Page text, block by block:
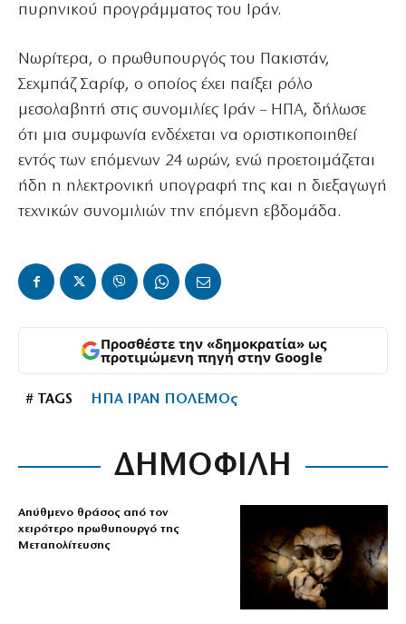
πυρηνικού προγράμματος του Ιράν.
Νωρίτερα, ο πρωθυπουργός του Πακιστάν,
Σεχμπάζ Σαρίφ, ο οποίος έχει παίξει ρόλο
μεσολαβητή στις συνομιλίες Ιράν – ΗΠΑ, δήλωσε
ότι μια συμφωνία ενδέχεται να οριστικοποιηθεί
εντός των επόμενων 24 ωρών, ενώ προετοιμάζεται
ήδη η ηλεκτρονική υπογραφή της και η διεξαγωγή
τεχνικών συνομιλιών την επόμενη εβδομάδα.
Προσθέστε την «δημοκρατία» ως
προτιμώμενη πηγή στην Google
# TAGS ΗΠΑ ΙΡΑΝ ΠΟΛΕΜΟς
ΔΗΜΟΦΙΛΗ
Απύθμενο θράσος από τον
χειρότερο πρωθυπουργό της
Μεταπολίτευσης